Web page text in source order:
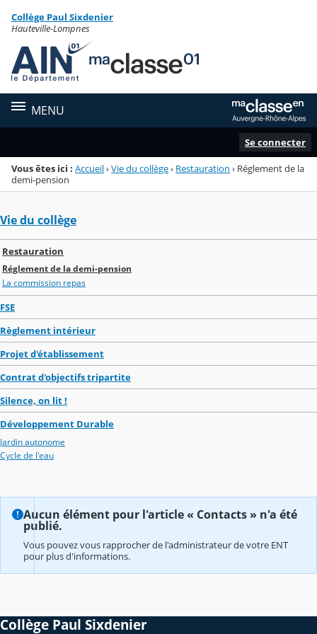
Menu de la rubrique
Contenu
Collège Paul Sixdenier
Hauteville-Lompnes
MENU
Se connecter
Vous êtes ici : Accueil›Vie du collège› Restauration › Réglement de la
demi-pension
Vie du collège
Restauration
Réglement de la demi-pension
La commission repas
FSE
Règlement intérieur
Projet d'établissement
Contrat d'objectifs tripartite
Silence, on lit !
Développement Durable
Jardin autonome
Cycle de l'eau
Aucun élément pour l'article « Contacts » n'a été
publié.
Vous pouvez vous rapprocher de l'administrateur de votre ENT
pour plus d'informations.
Collège Paul Sixdenier